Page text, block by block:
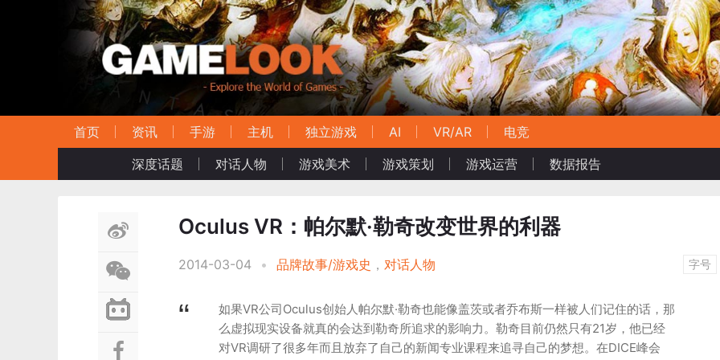
首页 资讯 手游 主机 独立游戏 AI VR/AR
电竞
深度话题
对话人物 游戏美术 游戏策划 游戏运营 数据报告
Oculus VR：帕尔默·勒奇改变世界的利器
2014-03-04 • 品牌故事/游戏史 ， 对话人物 字号
如果VR公司Oculus创始人帕尔默·勒奇也能像盖茨或者乔布斯一样被人们记住的话，那
么虚拟现实设备就真的会达到勒奇所追求的影响力。勒奇目前仍然只有21岁，他已经
对VR调研了很多年而且放弃了自己的新闻专业课程来追寻自己的梦想。在DICE峰会